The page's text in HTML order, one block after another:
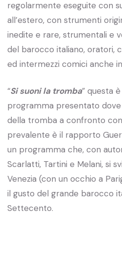
regolarmente eseguite con
all’estero, con strumenti
inedite e rare, strumentali e
del barocco italiano, oratori,
ed intermezzi comici anche
“Si suoni la tromba” questa
programma presentato
della tromba a confronto
prevalente è il rapporto
un programma che, con
Scarlatti, Tartini e Melani, si
Venezia (con un occhio a
il gusto del grande barocco
Settecento.